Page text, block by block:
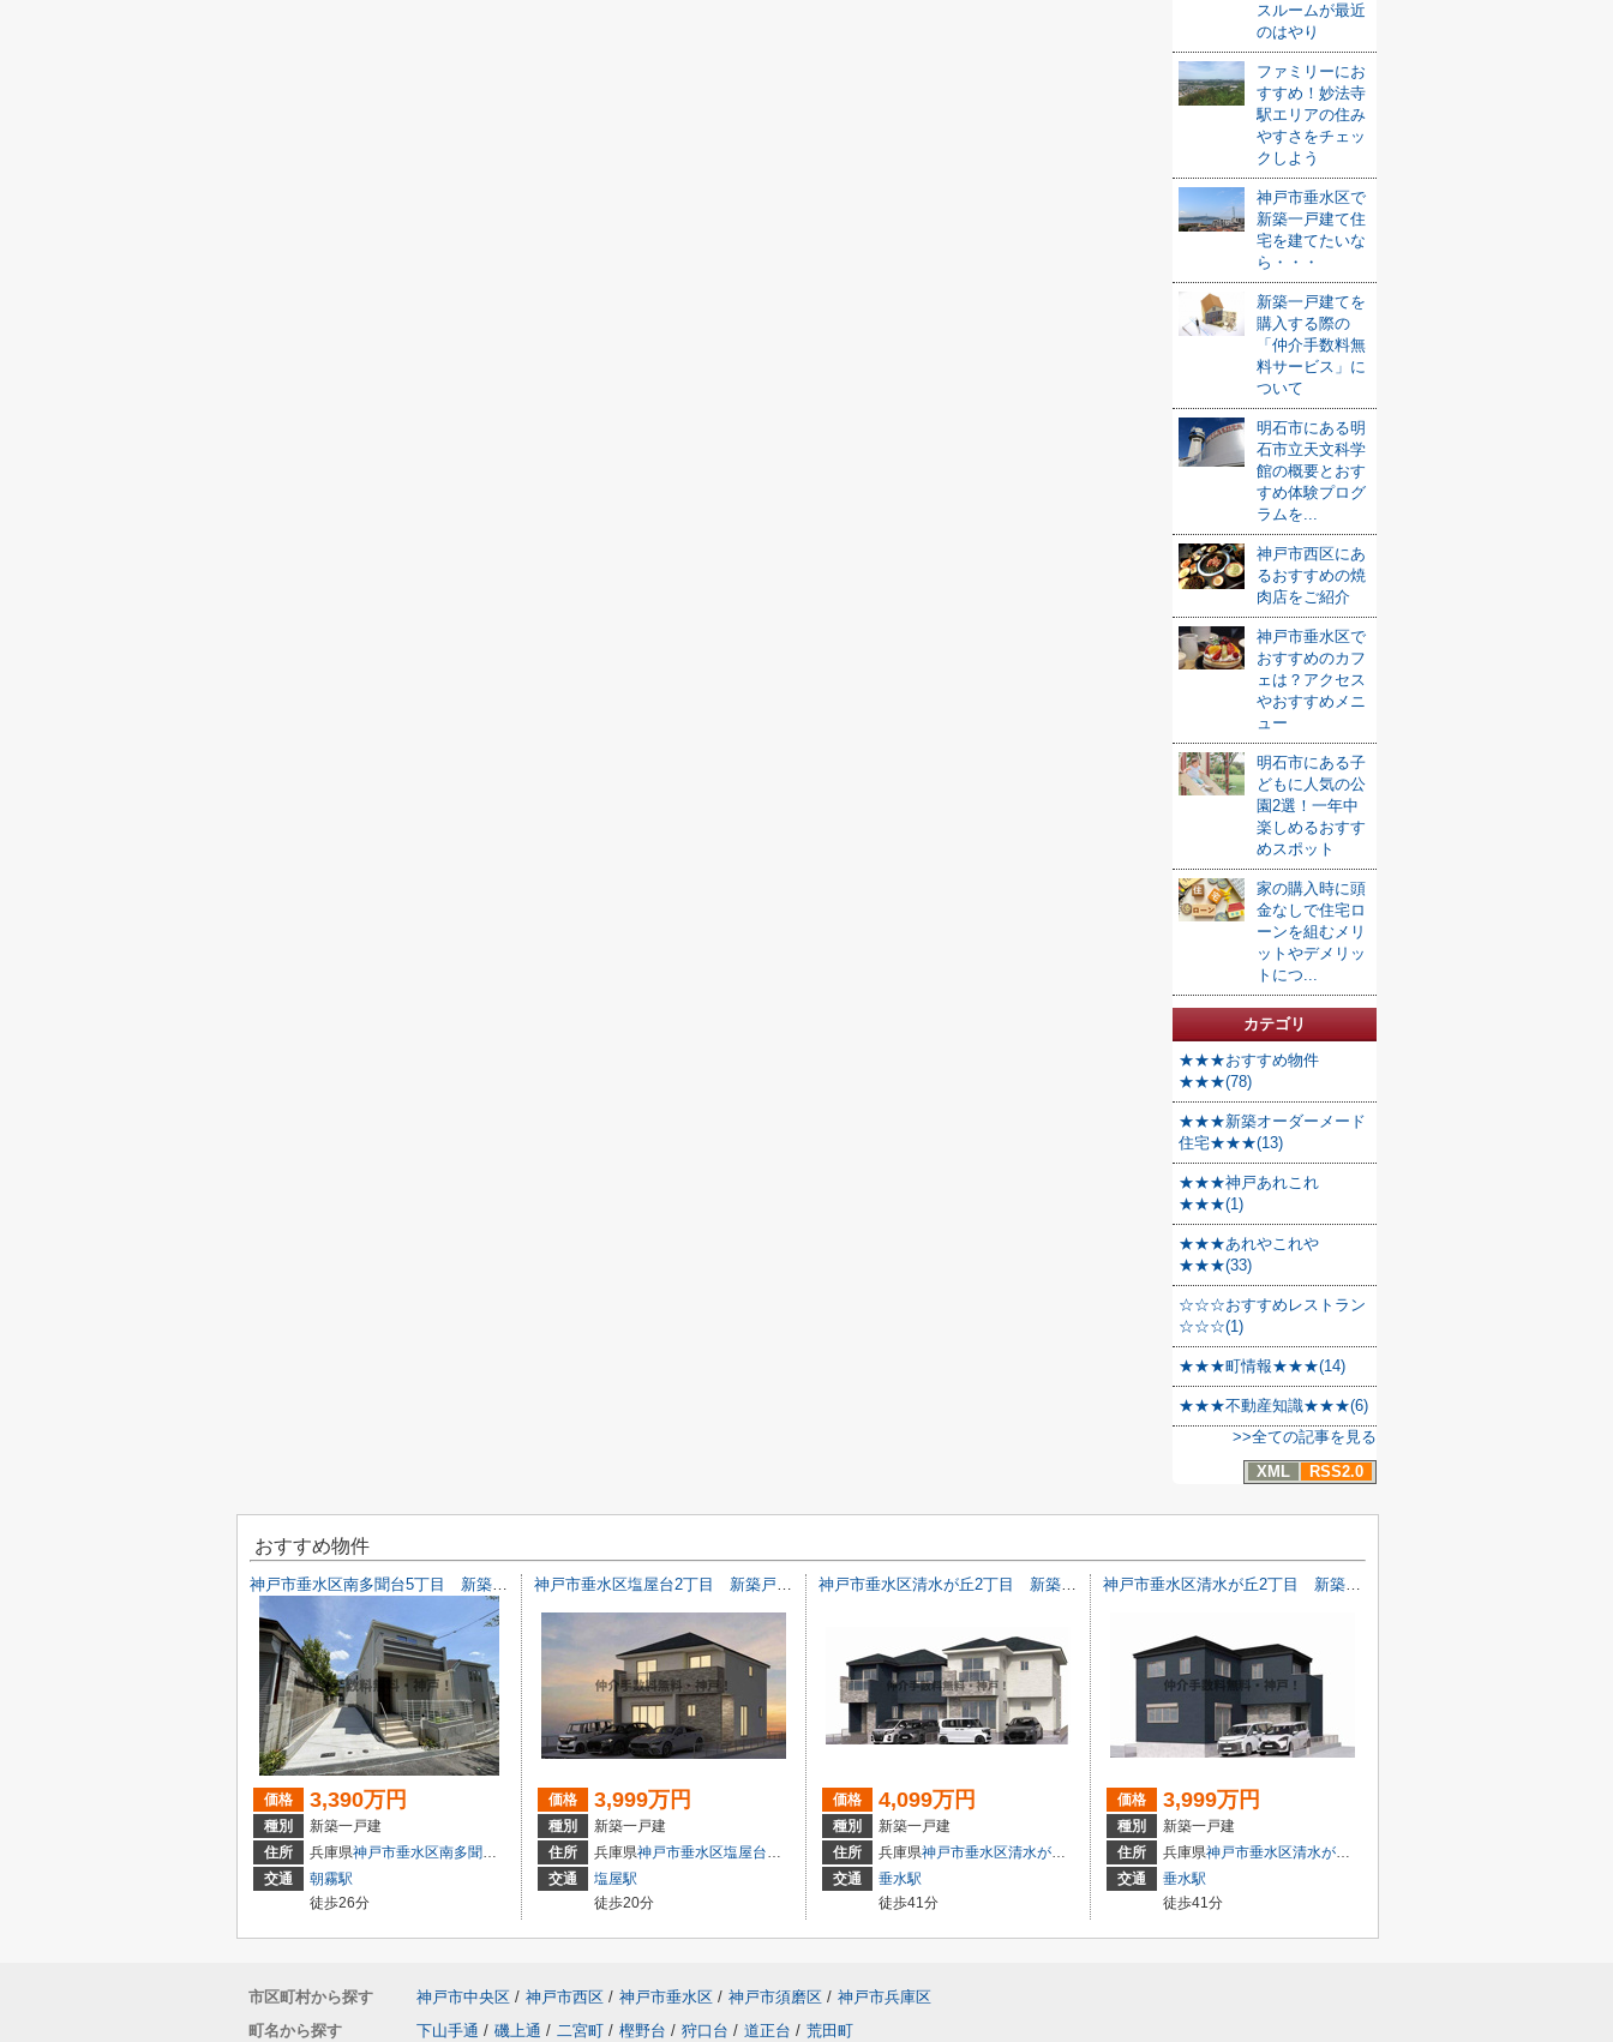
スルームが最近
のはやり
ファミリーにお
すすめ！妙法寺
駅エリアの住み
やすさをチェッ
クしよう
神戸市垂水区で
新築一戸建て住
宅を建てたいな
ら・・・
新築一戸建てを
購入する際の
「仲介手数料無
料サービス」に
ついて
明石市にある明
石市立天文科学
館の概要とおす
すめ体験プログ
ラムを...
神戸市西区にあ
るおすすめの焼
肉店をご紹介
神戸市垂水区で
おすすめのカフ
ェは？アクセス
やおすすめメニ
ュー
明石市にある子
どもに人気の公
園2選！一年中
楽しめるおすす
めスポット
家の購入時に頭
金なしで住宅ロ
ーンを組むメリ
ットやデメリッ
トにつ...
カテゴリ
★★★おすすめ物件
★★★(78)
★★★新築オーダーメード
住宅★★★(13)
★★★神戸あれこれ
★★★(1)
★★★あれやこれや
★★★(33)
☆☆☆おすすめレストラン
☆☆☆(1)
★★★町情報★★★(14)
★★★不動産知識★★★(6)
>>全ての記事を見る
XML
RSS2.0
おすすめ物件
神戸市垂水区南多聞台5丁目 新築戸建A号棟 仲介手数料無料！
価格 3,390万円
種別
新築一戸建
住所
兵庫県神戸市垂水区南多聞台
５丁目4-17
交通
朝霧駅
徒歩26分
神戸市垂水区塩屋台2丁目 新築戸建 仲介手数料無料！
価格 3,999万円
種別
新築一戸建
住所
兵庫県神戸市垂水区塩屋台２丁目15-21付近
交通
塩屋駅
徒歩20分
神戸市垂水区清水が丘2丁目 新築戸建5号棟 仲介手数料無料！
価格 4,099万円
種別
新築一戸建
住所
兵庫県神戸市垂水区清水が丘
２丁目6-15
交通
垂水駅
徒歩41分
神戸市垂水区清水が丘2丁目 新築戸建1号棟 仲介手数料無料！
価格 3,999万円
種別
新築一戸建
住所
兵庫県神戸市垂水区清水が丘
交通
垂水駅
徒歩41分
市区町村から探す 神戸市中央区 / 神戸市西区 / 神戸市垂水区 / 神戸市須磨区 / 神戸市兵庫区
町名から探す
下山手通 / 磯上通 / 二宮町 / 樫野台 / 狩口台 / 道正台 / 荒田町